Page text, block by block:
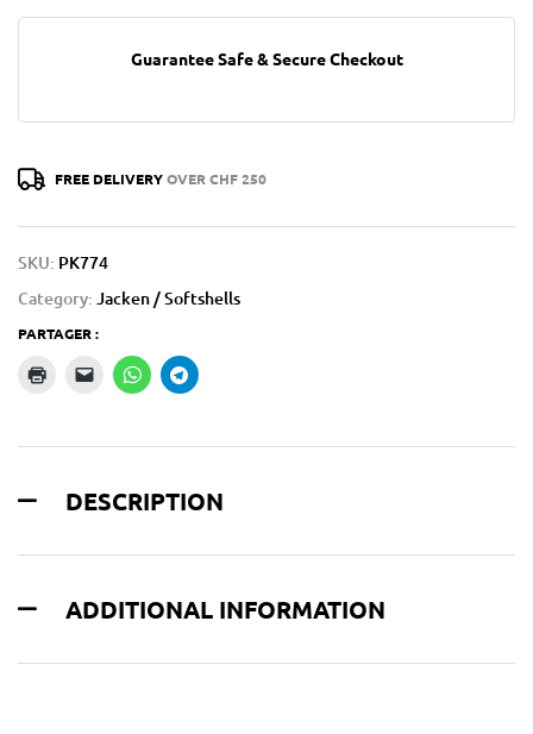
Guarantee Safe & Secure Checkout
FREE DELIVERYOVER CHF 250
SKU: PK774
Category: Jacken / Softshells
PARTAGER :
DESCRIPTION
ADDITIONAL INFORMATION